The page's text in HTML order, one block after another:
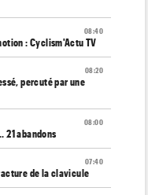
08:40
: Cyclism'Actu TV
08:20
percuté par une
08:00
21 abandons
07:40
de la clavicule